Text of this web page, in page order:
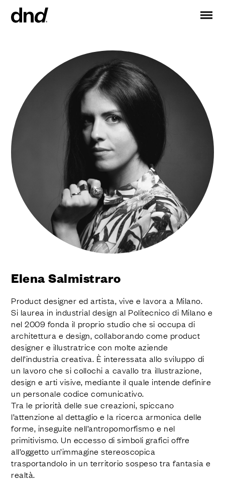
EN ES FR DE
PRODOTTI
TUTTI I PRODOTTI
Maniglie per porte
Maniglie per finestre
Maniglioni per porte e portoni
Maniglioni personalizzati
Pomoli per porte
Pomolini e accessori per mobili
Maniglie per porte scorrevoli
Maniglioni per alzante scorrevole
FINITURE
CONTATTI
Richiedi assistenza
Elena Salmistraro
Product designer ed artista, vive e lavora a Milano.
Si laurea in industrial design al Politecnico di Milano e
nel 2009 fonda il proprio studio che si occupa di
architettura e design, collaborando come product
designer e illustratrice con molte aziende
dell’industria creativa. È interessata allo sviluppo di
un lavoro che si collochi a cavallo tra illustrazione,
design e arti visive, mediante il quale intende definire
un personale codice comunicativo.
Tra le priorità delle sue creazioni, spiccano
l’attenzione al dettaglio e la ricerca armonica delle
forme, inseguite nell’antropomorfismo e nel
primitivismo. Un eccesso di simboli grafici offre
all’oggetto un’immagine stereoscopica
trasportandolo in un territorio sospeso tra fantasia e
realtà.